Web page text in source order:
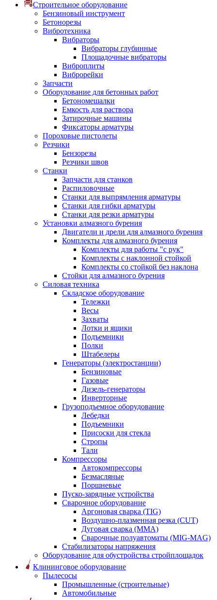
Строительное оборудование
Бензиновый инструмент
Бетонорезы
Вибротехника
Вибраторы
Вибраторы глубинные
Площадочные вибраторы
Виброплиты
Виброрейки
Запчасти
Оборудование для бетонных работ
Бетономешалки
Емкость для раствора
Затирочные машины
Фиксаторы арматуры
Пороховые пистолеты
Резчики
Бензорезы
Резчики швов
Станки
Запчасти для станков
Распиловочные
Станки для выпрямления арматуры
Станки для гибки арматуры
Станки для резки арматуры
Установки алмазного бурения
Двигатели и дрели для алмазного бурения
Комплекты для алмазного бурения
Комплекты для работы "с рук"
Комплекты с наклонной стойкой
Комплекты со стойкой без наклона
Стойки для алмазного бурения
Силовая техника
Складское оборудование
Тележки
Весы
Захваты
Лотки и ящики
Подъемники
Полки
Штабелеры
Генераторы (электростанции)
Бензиновые
Газовые
Дизель-генераторы
Инверторные
Грузоподъемное оборудование
Лебедки
Подъемники
Присоски для стекла
Стропы
Тали
Компрессоры
Автокомпрессоры
Безмасляные
Поршневые
Пуско-зарядные устройства
Сварочное оборудование
Аргоновая сварка (TIG)
Воздушно-плазменная резка (CUT)
Дуговая сварка (ММА)
Сварочные полуавтоматы (MIG-MAG)
Стабилизаторы напряжения
Оборудование для обустройства стройплощадок
Клининговое оборудование
Пылесосы
Промышленные (строительные)
Автомобильные